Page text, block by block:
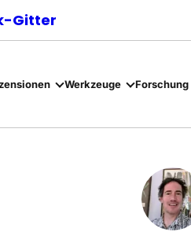
Gitter
Werkzeuge Forschung